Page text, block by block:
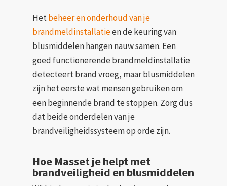
Hetbeheer en onderhoud van je
brandmeldinstallatieen de keuring van
blusmiddelen hangen nauw samen. Een
goed functionerende brandmeldinstallatie
detecteert brand vroeg, maar blusmiddelen
zijn het eerste wat mensen gebruiken om
een beginnende brand te stoppen. Zorg dus
dat beide onderdelen van je
brandveiligheidssysteem op orde zijn.
Hoe Masset je helpt met
brandveiligheid en blusmiddelen